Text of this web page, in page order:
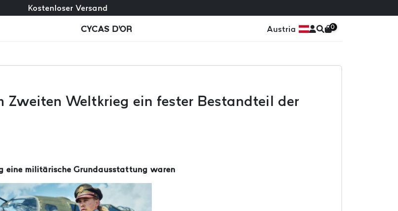
Umtausch + kostenlose Rücksendungen
Kostenloser Versand
CYCAS D'OR Austria 0
Zweiten Weltkrieg ein fester Bestandteil der
eine militärische Grundausstattung waren